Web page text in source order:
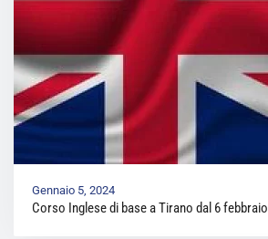
Gennaio 5, 2024
Corso Inglese di base a Tirano dal 6 febbraio